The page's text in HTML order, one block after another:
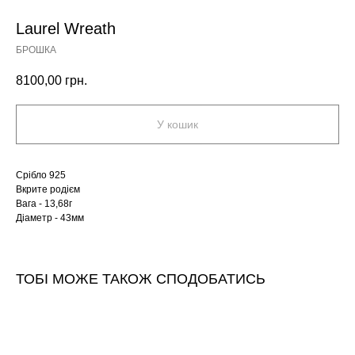
Laurel Wreath
БРОШКА
8100,00 грн.
У кошик
Срібло 925
Вкрите родієм
Вага - 13,68г
Діаметр - 43мм
ТОБІ МОЖЕ ТАКОЖ СПОДОБАТИСЬ